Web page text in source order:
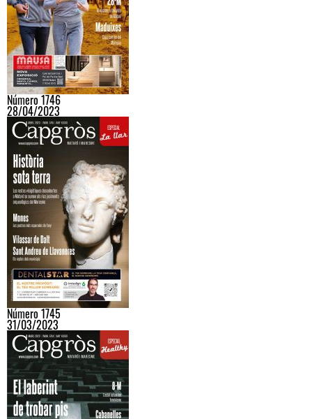
Número 1746
28/04/2023
Número 1745
31/03/2023